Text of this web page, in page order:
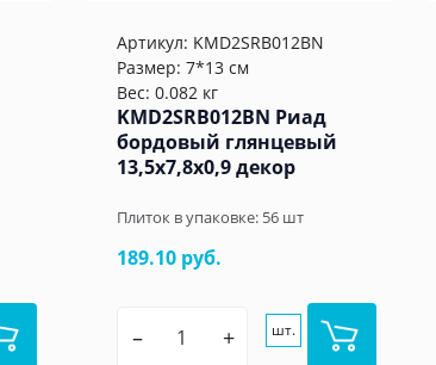
Артикул: KMD2SRB012BN
Размер: 7*13 см
Вес: 0.082 кг
KMD2SRB012BN Риад
бордовый глянцевый
13,5x7,8x0,9 декор
Плиток в упаковке: 56 шт
189.10 руб.
– + шт.